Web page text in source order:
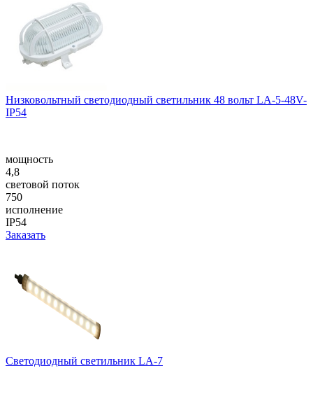
Низковольтный светодиодный светильник 48 вольт LA-5-48V-
IP54
мощность
4,8
световой поток
750
исполнение
IP54
Заказать
Светодиодный светильник LA-7